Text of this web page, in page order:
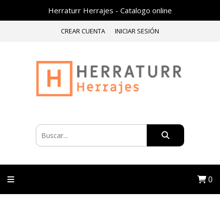
Herraturr Herrajes - Catalogo online
CREAR CUENTA INICIAR SESIÓN
0